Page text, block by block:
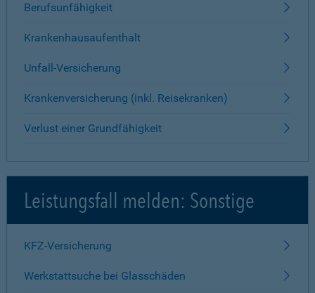
Berufsunfähigkeit
Krankenhausaufenthalt
Unfall-Versicherung
Krankenversicherung (inkl. Reisekranken)
Verlust einer Grundfähigkeit
Leistungsfall melden: Sonstige
KFZ-Versicherung
Werkstattsuche bei Glasschäden